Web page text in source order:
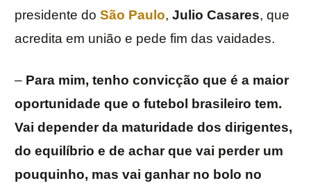
presidente do São Paulo, Julio Casares, que
acredita em união e pede fim das vaidades.
– Para mim, tenho convicção que é a maior
oportunidade que o futebol brasileiro tem.
Vai depender da maturidade dos dirigentes,
do equilíbrio e de achar que vai perder um
pouquinho, mas vai ganhar no bolo no